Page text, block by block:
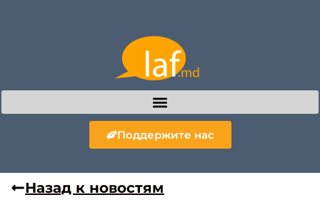
Поддержите нас
Назад к новостям